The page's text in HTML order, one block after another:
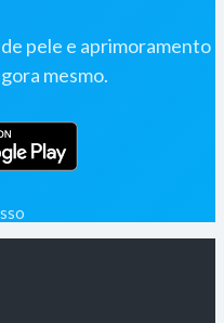
pele e aprimoramento
mesmo.